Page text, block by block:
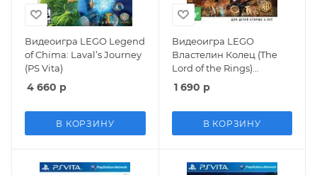
Видеоигра LEGO Legend
of Chima: Laval’s Journey
(PS Vita)
4 660 р
В КОРЗИНУ
Видеоигра LEGO
Властелин Колец (The
Lord of the Rings)
Русская Версия (PS Vita)
USED Б/У
1 690 р
В КОРЗИНУ